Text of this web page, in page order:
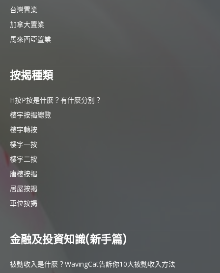
台灣置業
加拿大置業
馬來西亞置業
按揭種類
H按P按是什麼？有什麼分別？
樓宇按揭總覽
樓宇轉按
樓宇一按
樓宇二按
唐樓按揭
居屋按揭
車位按揭
金融及投資知識(新手篇)
被動收入是什麼？WavingCat告訴你10大被動收入方法